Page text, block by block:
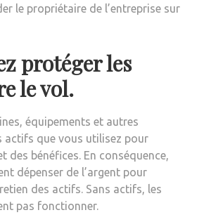
le propriétaire de l’entreprise sur
protéger les
le vol.
équipements et autres
actifs que vous utilisez pour
des bénéfices. En conséquence,
dépenser de l’argent pour
des actifs. Sans actifs, les
pas fonctionner.